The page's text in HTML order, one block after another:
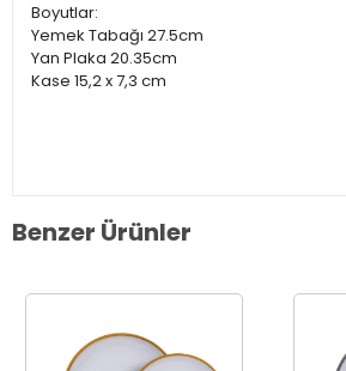
Boyutlar:
Yemek Tabağı 27.5cm
Yan Plaka 20.35cm
Kase 15,2 x 7,3 cm
Benzer Ürünler